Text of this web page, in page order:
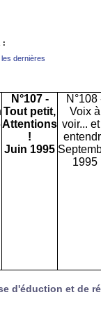
:
dernières
N°107 -
Tout petit,
Attentions
!
Juin 1995
N°108
Voix à
voir...
1995
d'éduction et de